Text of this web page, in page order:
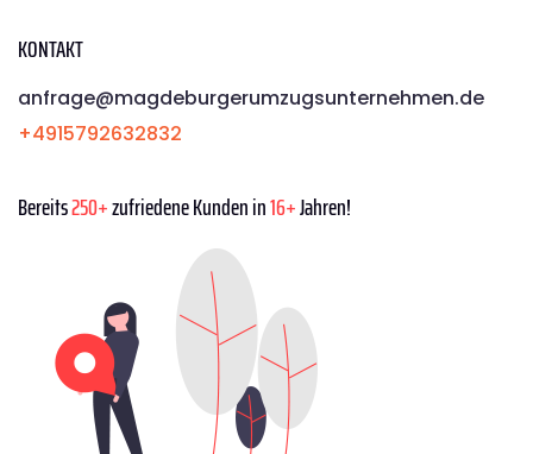
KONTAKT
anfrage@magdeburgerumzugsunternehmen.de
+4915792632832
Bereits250+zufriedene Kunden in16+Jahren!